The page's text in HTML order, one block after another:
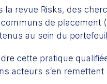
revue Risks, des
de
au sein du
cette pratique
acteurs s’en